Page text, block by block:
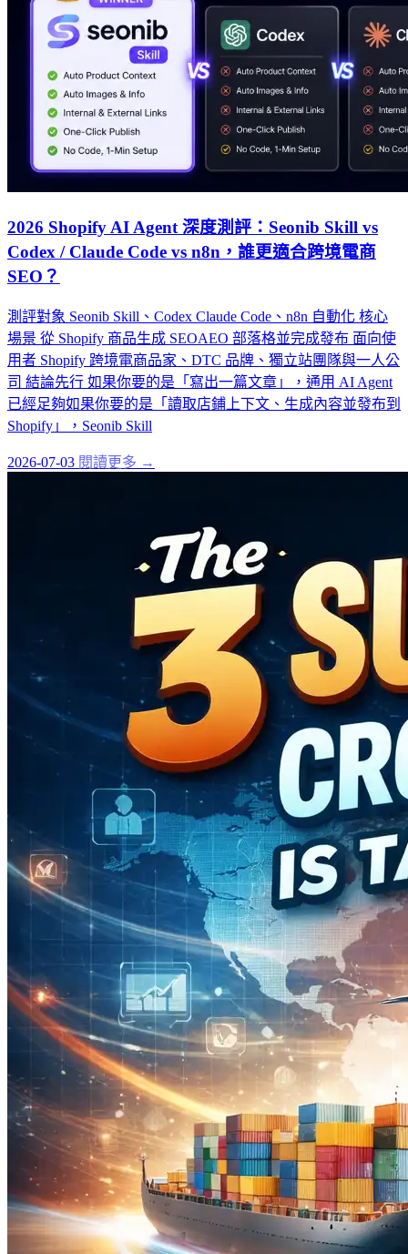
2026 Shopify AI Agent 深度測評：Seonib Skill vs
Codex / Claude Code vs n8n，誰更適合跨境電商
SEO？
測評對象 Seonib Skill、Codex Claude Code、n8n 自動化 核心
場景 從 Shopify 商品生成 SEOAEO 部落格並完成發布 面向使
用者 Shopify 跨境電商品家、DTC 品牌、獨立站團隊與一人公
司 結論先行 如果你要的是「寫出一篇文章」，通用 AI Agent
已經足夠如果你要的是「讀取店鋪上下文、生成內容並發布到
Shopify」，Seonib Skill
2026-07-03 閱讀更多 →